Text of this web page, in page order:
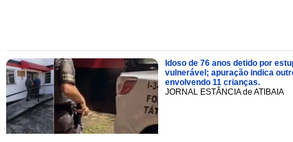
Idoso de 76 anos detido por
vulnerável; apuração indica
envolvendo 11 crianças.
JORNAL ESTÂNCIA de ATIBAIA